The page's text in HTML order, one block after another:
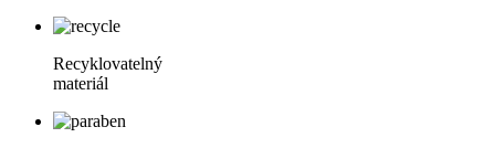
Recyklovatelný
materiál